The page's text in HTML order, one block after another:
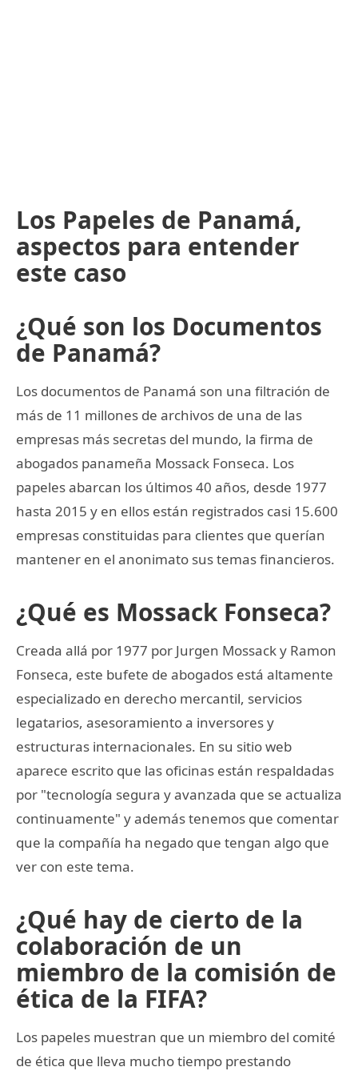
Los Papeles de Panamá,
aspectos para entender
este caso
¿Qué son los Documentos
de Panamá?
Los documentos de Panamá son una filtración de
más de 11 millones de archivos de una de las
empresas más secretas del mundo, la firma de
abogados panameña Mossack Fonseca. Los
papeles abarcan los últimos 40 años, desde 1977
hasta 2015 y en ellos están registrados casi 15.600
empresas constituidas para clientes que querían
mantener en el anonimato sus temas financieros.
¿Qué es Mossack Fonseca?
Creada allá por 1977 por Jurgen Mossack y Ramon
Fonseca, este bufete de abogados está altamente
especializado en derecho mercantil, servicios
legatarios, asesoramiento a inversores y
estructuras internacionales. En su sitio web
aparece escrito que las oficinas están respaldadas
por "tecnología segura y avanzada que se actualiza
continuamente" y además tenemos que comentar
que la compañía ha negado que tengan algo que
ver con este tema.
¿Qué hay de cierto de la
colaboración de un
miembro de la comisión de
ética de la FIFA?
Los papeles muestran que un miembro del comité
de ética que lleva mucho tiempo prestando